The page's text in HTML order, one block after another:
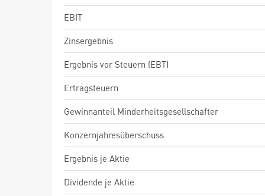
EBIT
Zinsergebnis
Ergebnis vor Steuern (EBT)
Ertragsteuern
Gewinnanteil Minderheitsgesellschafter
Konzernjahresüberschuss
Ergebnis je Aktie
Dividende je Aktie